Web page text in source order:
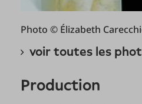
Photo © Élizabeth
voir toutes les
production